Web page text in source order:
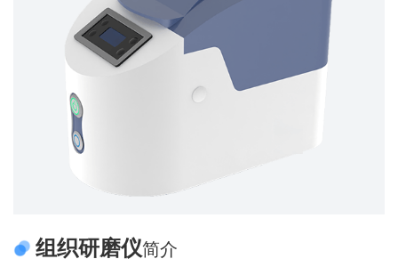
组织研磨仪简介